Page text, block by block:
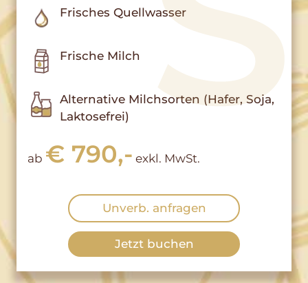
Frisches Quellwasser
Frische Milch
Alternative Milchsorten (Hafer, Soja,
Laktosefrei)
ab € 790,- exkl. MwSt.
Unverb. anfragen
Jetzt buchen